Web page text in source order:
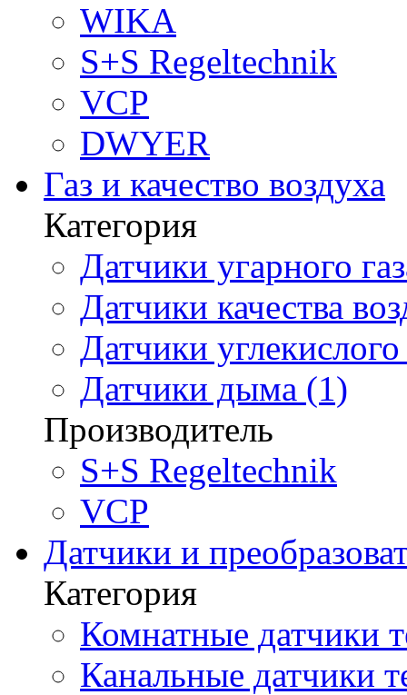
WIKA
S+S Regeltechnik
VCP
DWYER
Газ и качество воздуха
Категория
Датчики угарного
Датчики качества
Датчики
Датчики дыма (1)
Производитель
S+S Regeltechnik
VCP
Датчики и
Категория
Комнатные датчики
Канальные датчики